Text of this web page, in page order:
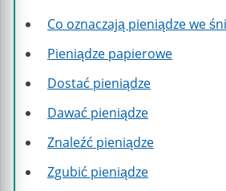
Co oznaczają pieniądze we
Pieniądze papierowe
Dostać pieniądze
Dawać pieniądze
Znaleźć pieniądze
Zgubić pieniądze